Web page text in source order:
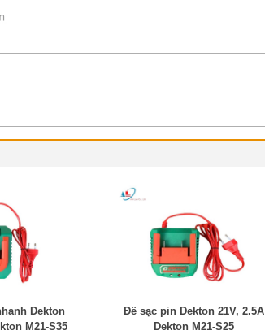
Dekton
M21-S35
Đế sạc pin Dekton 21V, 2.5A
Dekton M21-S25